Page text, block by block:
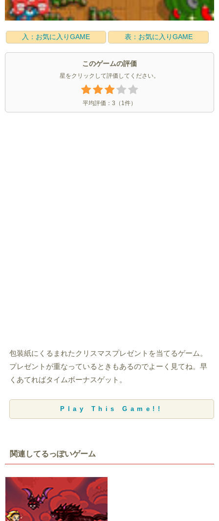
入：お気に入りGAME 表：お気に入りGAME
このゲームの評価
星をクリックして評価してください。
平均評価： 3 （ 1件）
包装紙にくるまれたクリスマスプレゼントを当てるゲーム。
プレゼントが重なっているときもあるのでよーく見てね。早
くあてればタイムボーナスゲット。
Play This Game!!
関連してるっぽいゲーム